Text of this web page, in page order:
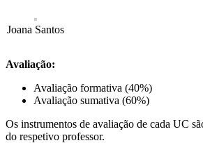
Joana Santos
Avaliação:
Avaliação formativa (40%)
Avaliação sumativa (60%)
Os instrumentos de avaliação de cada UC
do respetivo professor.